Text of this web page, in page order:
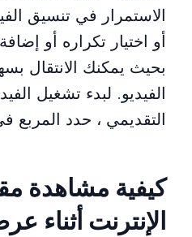
الاستمرار في تنسيق
أو اختيار تكراره أو
بحيث يمكنك الانتقال
الفيديو. لبدء تشغيل
التقديمي ، حدد المربع
كيفية مشاهدة
الإنترنت أثناء